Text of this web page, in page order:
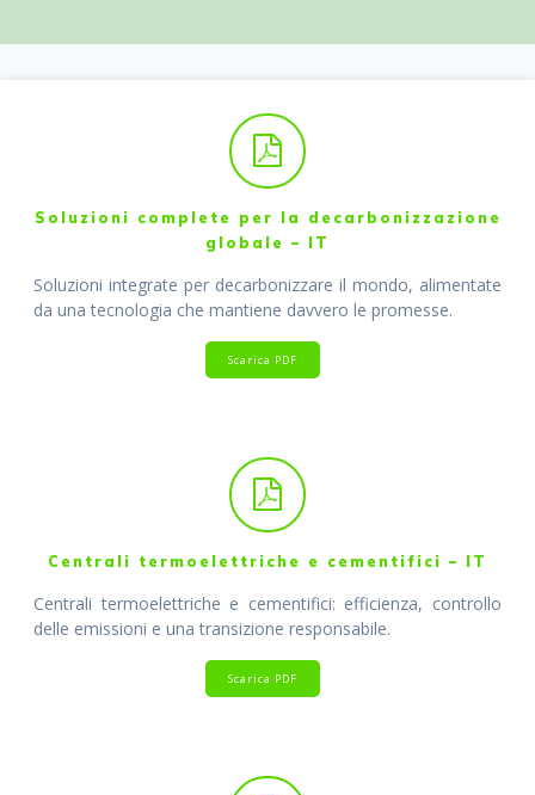
Soluzioni complete per la decarbonizzazione
globale – IT
Soluzioni integrate per decarbonizzare il mondo, alimentate
da una tecnologia che mantiene davvero le promesse.
Scarica PDF
Centrali termoelettriche e cementifici – IT
Centrali termoelettriche e cementifici: efficienza, controllo
delle emissioni e una transizione responsabile.
Scarica PDF